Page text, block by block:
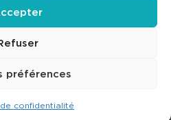
préférences
confidentialité